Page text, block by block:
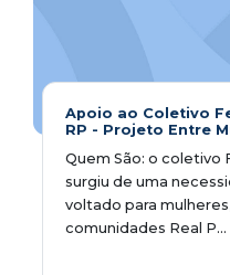
Apoio ao Coletivo
RP - Projeto Entre
Quem São: o coletivo
surgiu de uma
voltado para
comunidades Real P...